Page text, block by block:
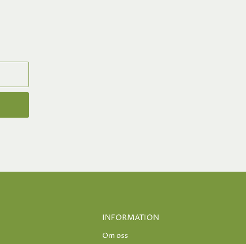
INFORMATION
Om oss